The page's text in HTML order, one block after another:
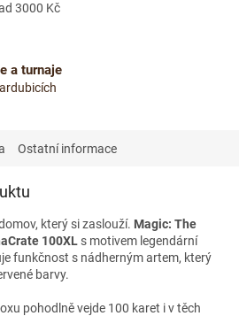
3000 Kč
a turnaje
Ostatní informace
který si zaslouží. Magic: The
100XL s motivem legendární
funkčnost s nádherným artem, který
barvy.
pohodlně vejde 100 karet i v těch